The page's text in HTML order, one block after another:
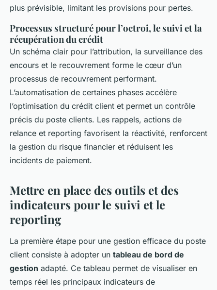
plus prévisible, limitant les provisions pour pertes.
Processus structuré pour l’octroi, le suivi et la
récupération du crédit
Un schéma clair pour l’attribution, la surveillance des
encours et le recouvrement forme le cœur d’un
processus de recouvrement performant.
L’automatisation de certaines phases accélère
l’optimisation du crédit client et permet un contrôle
précis du poste clients. Les rappels, actions de
relance et reporting favorisent la réactivité, renforcent
la gestion du risque financier et réduisent les
incidents de paiement.
Mettre en place des outils et des
indicateurs pour le suivi et le
reporting
La première étape pour une gestion efficace du poste
client consiste à adopter un tableau de bord de
gestion adapté. Ce tableau permet de visualiser en
temps réel les principaux indicateurs de